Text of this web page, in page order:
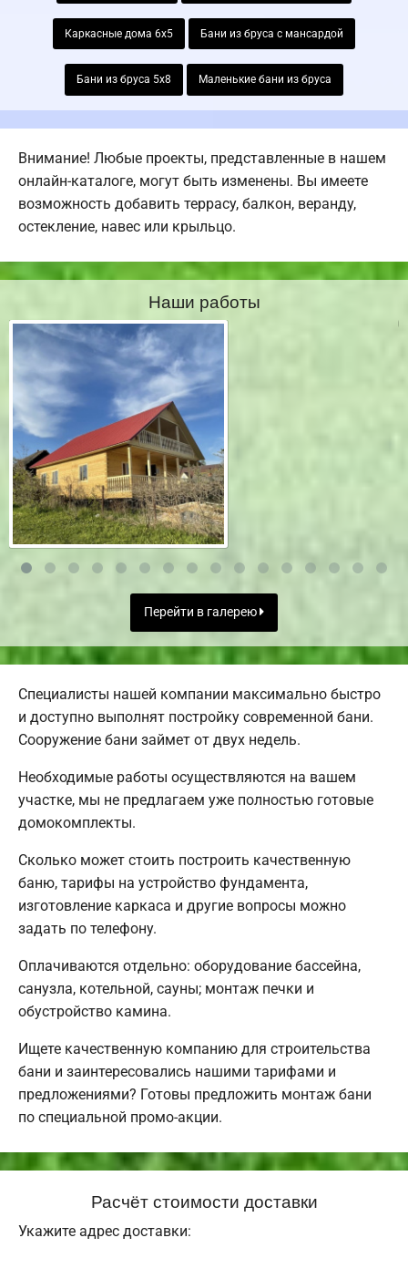
Каркасные дома 6х5 Бани из бруса с мансардой
Бани из бруса 5х8 Маленькие бани из бруса
Внимание! Любые проекты, представленные в нашем
онлайн-каталоге, могут быть изменены. Вы имеете
возможность добавить террасу, балкон, веранду,
остекление, навес или крыльцо.
Наши работы
Перейти в галерею
Специалисты нашей компании максимально быстро
и доступно выполнят постройку современной бани.
Сооружение бани займет от двух недель.
Необходимые работы осуществляются на вашем
участке, мы не предлагаем уже полностью готовые
домокомплекты.
Сколько может стоить построить качественную
баню, тарифы на устройство фундамента,
изготовление каркаса и другие вопросы можно
задать по телефону.
Оплачиваются отдельно: оборудование бассейна,
санузла, котельной, сауны; монтаж печки и
обустройство камина.
Ищете качественную компанию для строительства
бани и заинтересовались нашими тарифами и
предложениями? Готовы предложить монтаж бани
по специальной промо-акции.
Расчёт стоимости доставки
Укажите адрес доставки: